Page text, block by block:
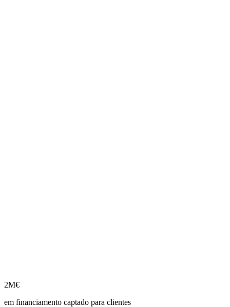
2M€
em financiamento captado para clientes